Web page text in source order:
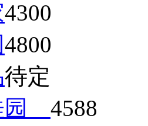
4300
4800
待定
园 4588